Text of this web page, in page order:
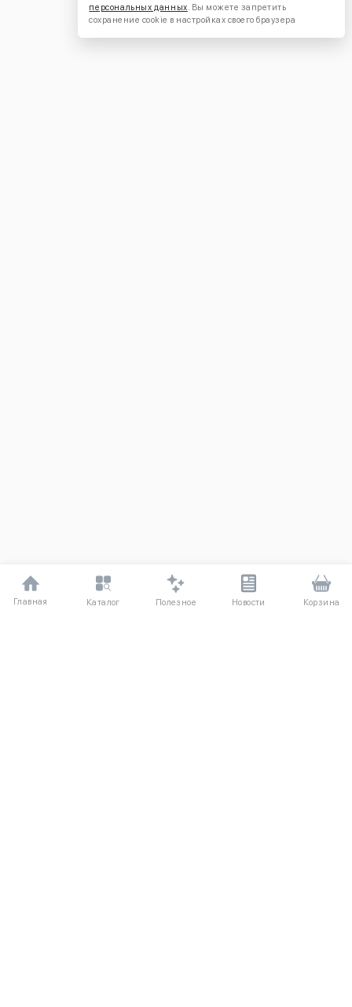
Главная Каталог Полезное Новости Корзина
персональных данных. Вы можете запретить
сохранение cookie в настройках своего браузера